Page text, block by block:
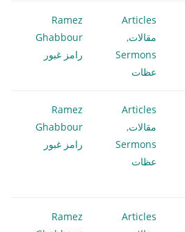
Articles
مقالات,
Sermons
عظات
Ramez
Ghabbour
رامز غبور
Articles
مقالات,
Sermons
عظات
Ramez
Ghabbour
رامز غبور
Articles
Ramez